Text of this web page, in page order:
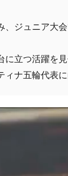
ジュニア大
立つ活躍を
ナ五輪代表に